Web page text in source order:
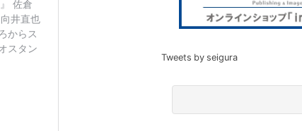
Tweets by seigura